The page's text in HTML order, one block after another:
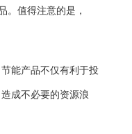
。值得注意的是，
能产品不仅有利于投
成不必要的资源浪